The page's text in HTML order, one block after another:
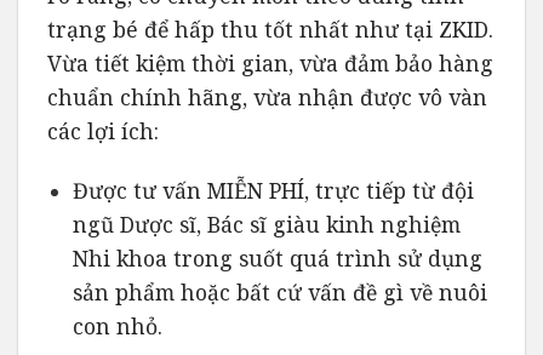
trạng bé để hấp thu tốt nhất như tại ZKID.
Vừa tiết kiệm thời gian, vừa đảm bảo hàng
chuẩn chính hãng, vừa nhận được vô vàn
các lợi ích:
Được tư vấn MIỄN PHÍ, trực tiếp từ đội
ngũ Dược sĩ, Bác sĩ giàu kinh nghiệm
Nhi khoa trong suốt quá trình sử dụng
sản phẩm hoặc bất cứ vấn đề gì về nuôi
con nhỏ.